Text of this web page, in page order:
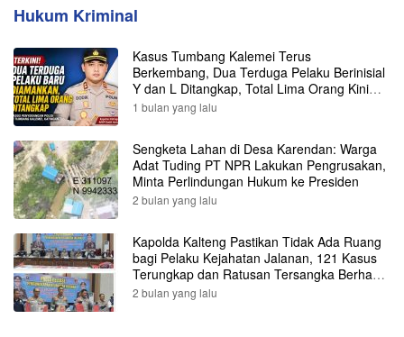
Hukum Kriminal
Kasus Tumbang Kalemei Terus
Berkembang, Dua Terduga Pelaku Berinisial
Y dan L Ditangkap, Total Lima Orang Kini
Diamankan Polisi
1 bulan yang lalu
Sengketa Lahan di Desa Karendan: Warga
Adat Tuding PT NPR Lakukan Pengrusakan,
Minta Perlindungan Hukum ke Presiden
2 bulan yang lalu
Kapolda Kalteng Pastikan Tidak Ada Ruang
bagi Pelaku Kejahatan Jalanan, 121 Kasus
Terungkap dan Ratusan Tersangka Berhasil
Dibekuk
2 bulan yang lalu